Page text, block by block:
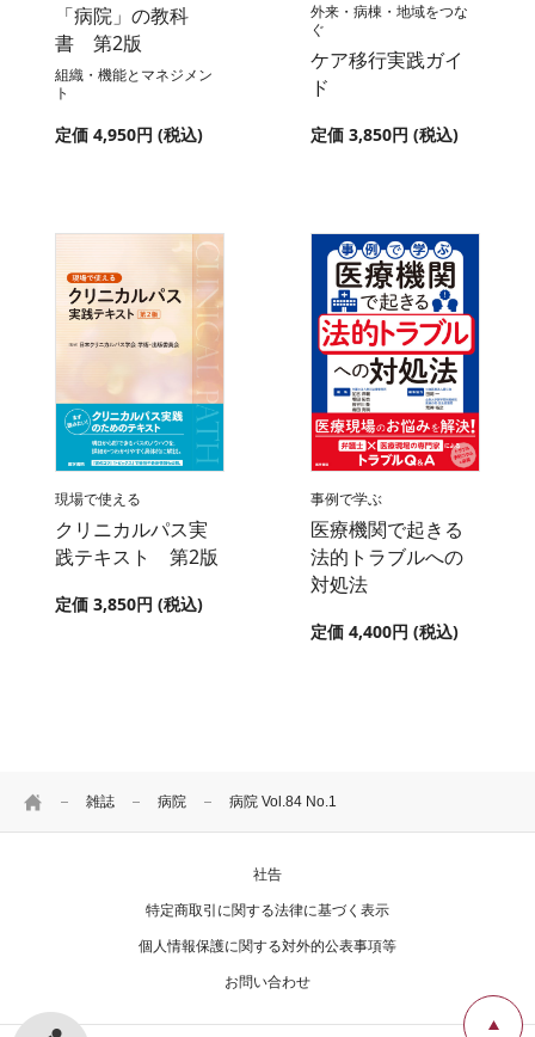
HOME 雑誌 病院 病院 Vol.84 No.1
「病院」の教科
書 第2版
組織・機能とマネジメン
ト
定価 4,950円 (税込)
外来・病棟・地域をつな
ぐ
ケア移行実践ガイ
ド
定価 3,850円 (税込)
現場で使える
クリニカルパス実
践テキスト 第2版
定価 3,850円 (税込)
事例で学ぶ
医療機関で起きる
法的トラブルへの
対処法
定価 4,400円 (税込)
シェアする
社告
特定商取引に関する法律に基づく表示
個人情報保護に関する対外的公表事項等
お問い合わせ